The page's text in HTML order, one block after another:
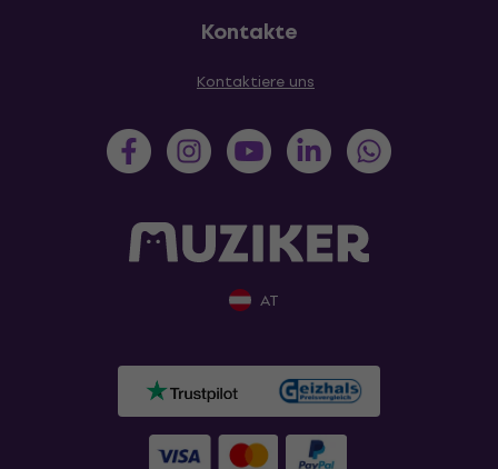
Kontakte
Kontaktiere uns
AT